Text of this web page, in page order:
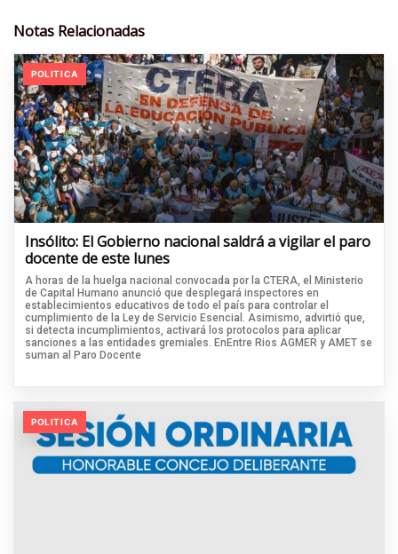
Notas Relacionadas
POLITICA
Insólito: El Gobierno nacional saldrá a vigilar el paro
docente de este lunes
A horas de la huelga nacional convocada por la CTERA, el Ministerio
de Capital Humano anunció que desplegará inspectores en
establecimientos educativos de todo el país para controlar el
cumplimiento de la Ley de Servicio Esencial. Asimismo, advirtió que,
si detecta incumplimientos, activará los protocolos para aplicar
sanciones a las entidades gremiales. EnEntre Rios AGMER y AMET se
suman al Paro Docente
POLITICA